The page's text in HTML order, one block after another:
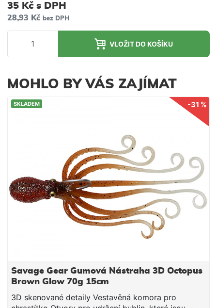
35 Kč s DPH
28,93 Kč bez DPH
VLOŽIT DO KOŠÍKU
MOHLO BY VÁS ZAJÍMAT
SKLADEM -31 %
Savage Gear Gumová Nástraha 3D Octopus
Brown Glow 70g 15cm
3D skenované detaily Vestavěná komora pro